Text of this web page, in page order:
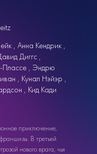
Анна Кендрик
Диггс
Эндрю
Кунал Нэйэр
Кид Кади
приключение,
В третьей
нового врага, чья